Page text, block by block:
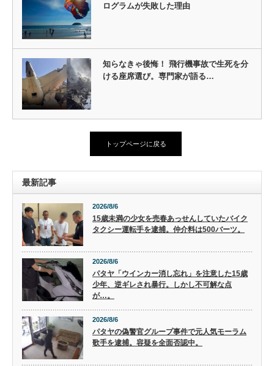
ログラムが失敗した理由
知らなきゃ後悔！ 飛行機事故で生死を分
ける座席選び。専門家が語る…
トップページに戻る
最新記事
2026/8/6
15歳未満の少女を売春あっせんしていたバイク
タクシー運転手を逮捕。仲介料は500バーツ。
2026/8/6
パタヤ「ウインカー消し忘れ」を注意した15歳
少年、逆ギレされ暴行。しかし不可解な点
が…。
2026/8/6
パタヤの偽警官グループ事件で元人気モーラム
歌手を逮捕。容疑を全面否認中。